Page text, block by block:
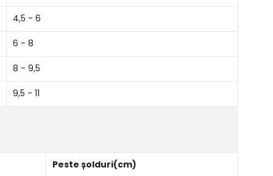
4,5 - 6
6 - 8
8 - 9,5
9,5 - 11
Peste șolduri(cm)